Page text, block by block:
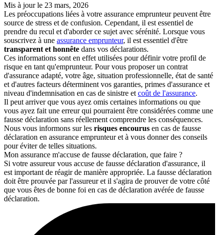
Mis à jour le 23 mars, 2026
Les préoccupations liées à votre assurance emprunteur peuvent être
source de stress et de confusion. Cependant, il est essentiel de
prendre du recul et d'aborder ce sujet avec sérénité. Lorsque vous
souscrivez à une assurance emprunteur, il est essentiel d'être
transparent et honnête dans vos déclarations.
Ces informations sont en effet utilisées pour définir votre profil de
risque en tant qu'emprunteur. Pour vous proposer un contrat
d'assurance adapté, votre âge, situation professionnelle, état de santé
et d'autres facteurs déterminent vos garanties, primes d'assurance et
niveau d'indemnisation en cas de sinistre et coût de l'assurance.
Il peut arriver que vous ayez omis certaines informations ou que
vous ayez fait une erreur qui pourraient être considérées comme une
fausse déclaration sans réellement comprendre les conséquences.
Nous vous informons sur les risques encourus en cas de fausse
déclaration en assurance emprunteur et à vous donner des conseils
pour éviter de telles situations.
Mon assurance m'accuse de fausse déclaration, que faire ?
Si votre assureur vous accuse de fausse déclaration d'assurance, il
est important de réagir de manière appropriée. La fausse déclaration
doit être prouvée par l'assureur et il s'agira de prouver de votre côté
que vous êtes de bonne foi en cas de déclaration avérée de fausse
déclaration.